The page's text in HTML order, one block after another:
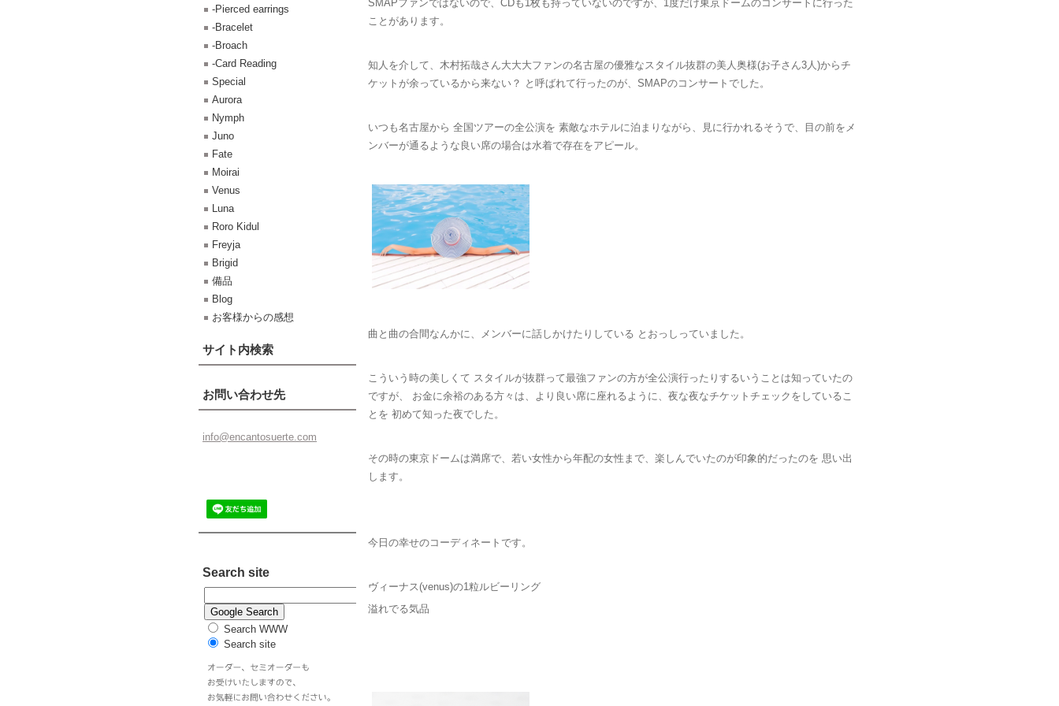
SMAPファンではないので、CDも1枚も持っていないのですが、1度だけ東京ドームのコンサートに行った
ことがあります。
知人を介して、木村拓哉さん大大大ファンの名古屋の優雅なスタイル抜群の美人奥様(お子さん3人)からチ
ケットが余っているから来ない？ と呼ばれて行ったのが、SMAPのコンサートでした。
いつも名古屋から 全国ツアーの全公演を 素敵なホテルに泊まりながら、見に行かれるそうで、目の前をメ
ンバーが通るような良い席の場合は水着で存在をアピール。
曲と曲の合間なんかに、メンバーに話しかけたりしている とおっしっていました。
こういう時の美しくて スタイルが抜群って最強ファンの方が全公演行ったりするいうことは知っていたの
ですが、 お金に余裕のある方々は、より良い席に座れるように、夜な夜なチケットチェックをしているこ
とを 初めて知った夜でした。
その時の東京ドームは満席で、若い女性から年配の女性まで、楽しんでいたのが印象的だったのを 思い出
します。
今日の幸せのコーディネートです。
ヴィーナス(venus)の1粒ルビーリング
溢れでる気品
-Pierced earrings
-Bracelet
-Broach
-Card Reading
Special
Aurora
Nymph
Juno
Fate
Moirai
Venus
Luna
Roro Kidul
Freyja
Brigid
備品
Blog
お客様からの感想
サイト内検索
お問い合わせ先
info@encantosuerte.com
Search site
Search WWW
Search site